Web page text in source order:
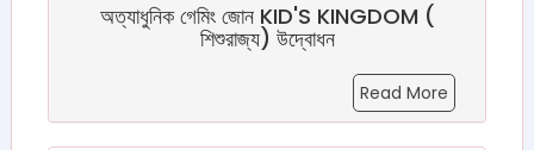
অত্যাধুনিক গেমিং জোন KID'S KINGDOM (
শিশুরাজ্য) উদ্বোধন
Read More